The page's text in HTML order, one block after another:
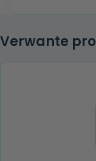
Verwante